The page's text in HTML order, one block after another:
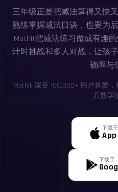
三年级正是把减法算得又快
熟练掌握减法口诀，也要为
MathIt把减法练习做成有趣
计时挑战和多人对战，让孩
确率与
MathIt 深受 100,000+ 用户喜爱
升数学
下载于
下载于